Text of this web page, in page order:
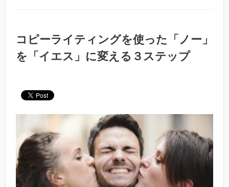
コピーライティングを使った「ノー」
を「イエス」に変える３ステップ